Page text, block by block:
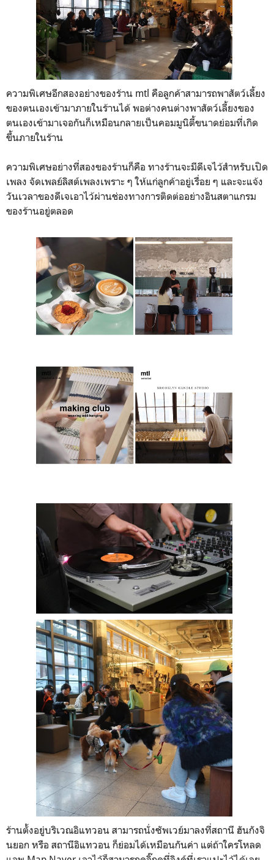
ความพิเศษอีกสองอย่างของร้าน mtl คือลูกค้าสามารถพาสัตว์เลี้ยง
ของตนเองเข้ามาภายในร้านได้ พอต่างคนต่างพาสัตว์เลี้ยงของ
ตนเองเข้ามาเจอกันก็เหมือนกลายเป็นคอมมูนิตี้ขนาดย่อมที่เกิด
ขึ้นภายในร้าน
ความพิเศษอย่างที่สองของร้านก็คือ ทางร้านจะมีดีเจไว้สำหรับเปิด
เพลง จัดเพลย์ลิสต์เพลงเพราะ ๆ ให้แก่ลูกค้าอยู่เรื่อย ๆ และจะแจ้ง
วันเวลาของดีเจเอาไว้ผ่านช่องทางการติดต่ออย่างอินสตาแกรม
ของร้านอยู่ตลอด
ร้านตั้งอยู่บริเวณอิแทวอน สามารถนั่งซัพเวย์มาลงที่สถานี ฮันกังจิ
นยอก หรือ สถานีอิแทวอน ก็ย่อมได้เหมือนกันค่า แต่ถ้าใครโหลด